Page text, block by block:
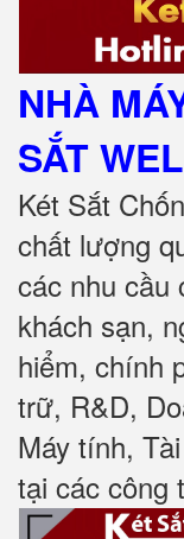
NHÀ
SẮT
Két Sắt
chất lượng
các nhu cầu
khách sạn,
hiểm, chính
trữ, R&D,
Máy tính,
tại các công